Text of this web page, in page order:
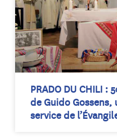
PRADO DU CHILI :
de Guido Gossens,
service de